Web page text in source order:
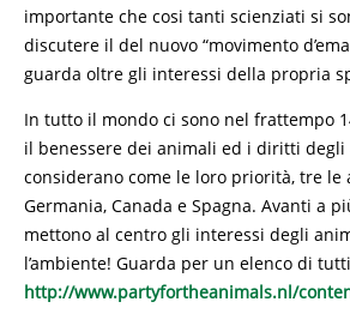
importante che cosi tanti scienziati si
discutere il del nuovo “movimento
guarda oltre gli interessi della propria
In tutto il mondo ci sono nel frattempo
il benessere dei animali ed i diritti degli
considerano come le loro priorità, tre le
Germania, Canada e Spagna. Avanti a
mettono al centro gli interessi degli
l’ambiente! Guarda per un elenco di
http://www.partyfortheanimals.nl/